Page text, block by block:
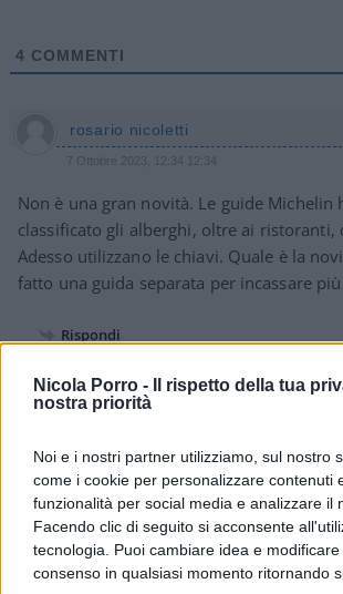
Nicola Porro -
Il rispetto della tua
nostra priorità
Noi e i nostri partner utilizziamo, sul nostro
come i cookie per personalizzare contenuti
funzionalità per social media e analizzare il
Facendo clic di seguito si acconsente
tecnologia. Puoi cambiare idea e
consenso in qualsiasi momento ritornando
4 COMMENTI
rosario nicoletti
7 Ottobre 2023, 12:34 12:34
Non è una gran novità. Le guide Michelin
classificato gli alberghi, oltre ai ristoranti,
Adesso utilizzano le chiavi. Quale è la
fatto una guida separata per incassare
Rispondi
Mercedes
Ma come si può credere a queste
Sanremo ai Nobel,passando per tutti gli
pilotati e giudicati a tavolino prima.
Rispondi